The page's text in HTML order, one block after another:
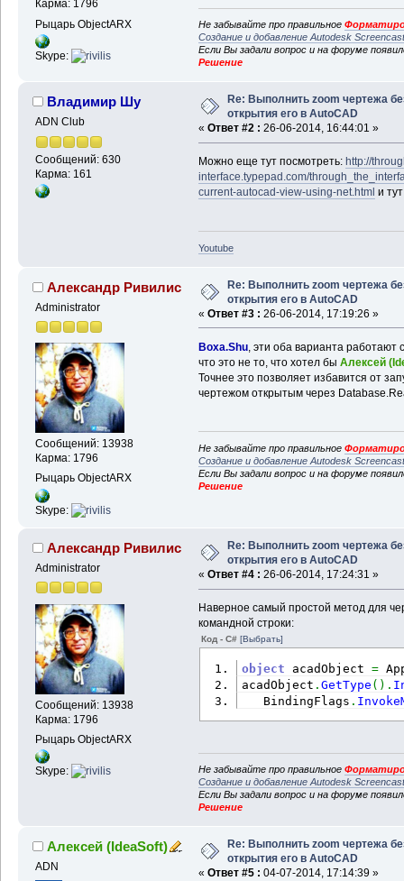
Карма: 1796
Рыцарь ObjectARX
Skype:
Не забывайте про правильное
Создание и добавление Autodesk
Если Вы задали вопрос и на форуме
Решение
Владимир Шу
ADN Club
Сообщений: 630
Карма: 161
Re: Выполнить zoom чертежа
открытия его в AutoCAD
« Ответ #2 : 26-06-2014, 16:44:01 »
Можно еще тут посмотреть: http://
interface.typepad.com/
current-autocad-view-using-net.html и
Youtube
Александр Ривилис
Administrator
Сообщений: 13938
Карма: 1796
Рыцарь ObjectARX
Skype:
Re: Выполнить zoom чертежа
открытия его в AutoCAD
« Ответ #3 : 26-06-2014, 17:19:26 »
Boxa.Shu, эти оба варианта работают
что это не то, что хотел бы Алексей
Точнее это позволяет избавится от
чертежом открытым через
Не забывайте про правильное
Создание и добавление Autodesk
Если Вы задали вопрос и на форуме
Решение
Александр Ривилис
Administrator
Сообщений: 13938
Карма: 1796
Рыцарь ObjectARX
Skype:
Re: Выполнить zoom чертежа
открытия его в AutoCAD
« Ответ #4 : 26-06-2014, 17:24:31 »
Наверное самый простой метод для
командной строки:
Код - C# [Выбрать]
object acadObject =
acadObject .GetType ( ) .
BindingFlags .
Не забывайте про правильное
Создание и добавление Autodesk
Если Вы задали вопрос и на форуме
Решение
Алексей (IdeaSoft)
ADN
Re: Выполнить zoom чертежа
открытия его в AutoCAD
« Ответ #5 : 04-07-2014, 17:14:39 »